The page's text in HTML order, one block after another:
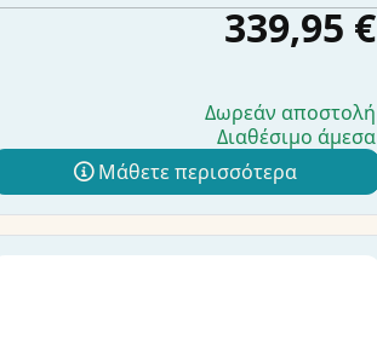
339,95 €
Δωρεάν αποστολή
Διαθέσιμο άμεσα
Μάθετε περισσότερα